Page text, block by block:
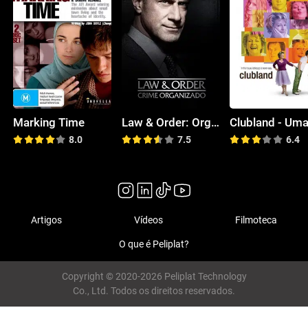
Marking Time
8.0
Law & Order: Organized Crime
7.5 6.4
Artigos Vídeos Filmoteca
O que é Peliplat?
Copyright © 2020-2026 Peliplat Technology
Co., Ltd. Todos os direitos reservados.